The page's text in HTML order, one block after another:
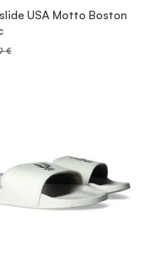
USA Motto Boston
€